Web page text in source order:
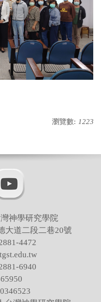
瀏覽數: 1223
神學研究學院
大道二段二巷20號
4472
6940